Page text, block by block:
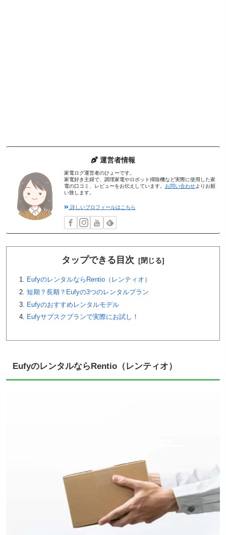
運営者情報
家電ログ運営者のひょーです。
家電好き主婦で、調理家電やロボット掃除機など実際に使用した家
電の口コミ、レビューをお伝えしています。
お問い合わせよりお願
い致します。
詳しいプロフィールはこちら
タップできる目次
EufyのレンタルならRentio（レンティオ）
短期？長期？Eufyの3つのレンタルプラン
Eufyのおすすめレンタルモデル
Eufyサブスクプランで実際にお試し！
EufyのレンタルならRentio（レンティオ）